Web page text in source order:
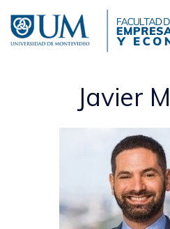
contenido
principal
Javier